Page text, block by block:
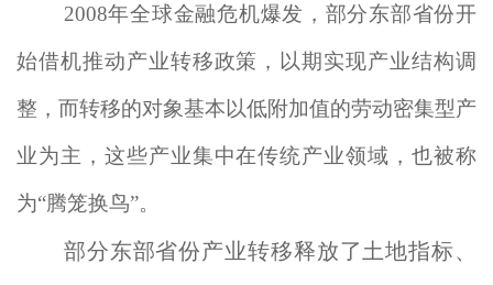
2008年全球金融危机爆发，部分东部省份开
始借机推动产业转移政策，以期实现产业结构调
整，而转移的对象基本以低附加值的劳动密集型产
业为主，这些产业集中在传统产业领域，也被称
为“腾笼换鸟”。
部分东部省份产业转移释放了土地指标、